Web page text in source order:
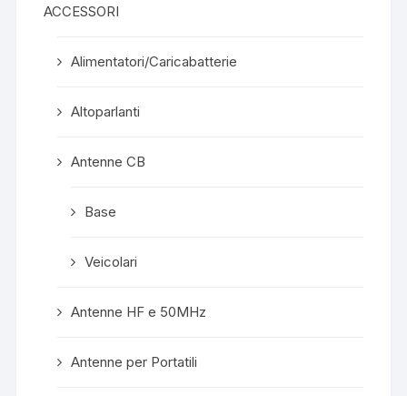
ACCESSORI
Alimentatori/Caricabatterie
Altoparlanti
Antenne CB
Base
Veicolari
Antenne HF e 50MHz
Antenne per Portatili